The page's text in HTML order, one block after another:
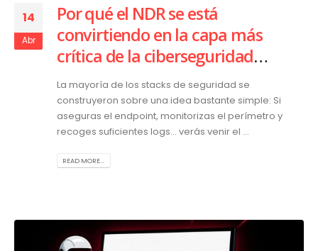
14
Abr
Por qué el NDR se está
convirtiendo en la capa más
crítica de la ciberseguridad
moderna
La mayoría de los stacks de seguridad se
construyeron sobre una idea bastante simple: Si
aseguras el endpoint, monitorizas el perímetro y
recoges suficientes logs… verás venir el ...
READ MORE...